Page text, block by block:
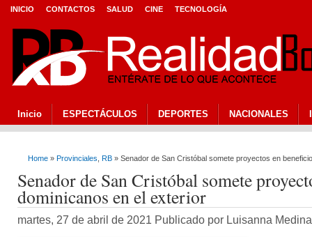
INICIO CONTACTOS SALUD CINE TECNOLOGÍA
Inicio ESPECTÁCULOS DEPORTES NACIONALES
Home » Provinciales RB » Senador de San Cristóbal somete proyectos en
Senador de San Cristóbal somete
dominicanos en el exterior
martes, 27 de abril de 2021 Publicado por Luisanna